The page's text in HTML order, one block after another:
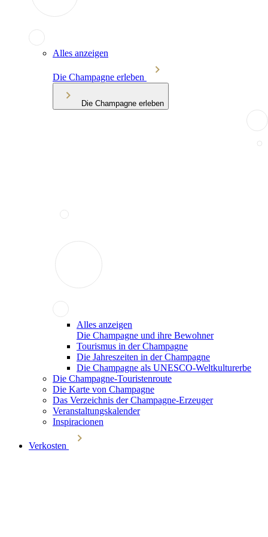
Alles anzeigen
Die Champagne erleben
Die Champagne erleben
Alles anzeigen
Die Champagne und ihre Bewohner
Tourismus in der Champagne
Die Jahreszeiten in der Champagne
Die Champagne als UNESCO-Weltkulturerbe
Die Champagne-Touristenroute
Die Karte von Champagne
Das Verzeichnis der Champagne-Erzeuger
Veranstaltungskalender
Inspiracionen
Verkosten